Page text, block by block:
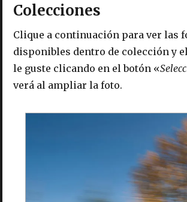
Colecciones
Clique a continuación para ver las
disponibles dentro de colección y
le guste clicando en el botón «
verá al ampliar la foto.